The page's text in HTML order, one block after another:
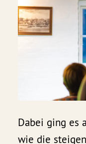
Dabei ging es
wie die